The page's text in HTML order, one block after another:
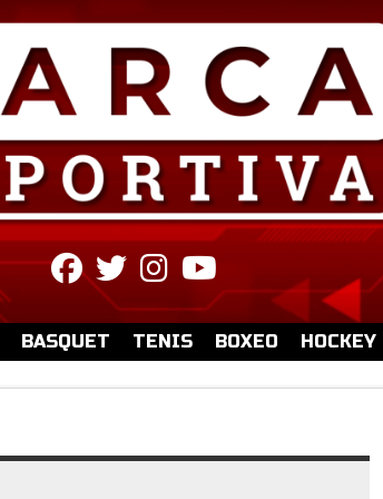
fab
fa-
facebook
fab
fa-
twitter
fab
fa-
instagram
fa-
youtube
BASQUET TENIS BOXEO HOCKEY